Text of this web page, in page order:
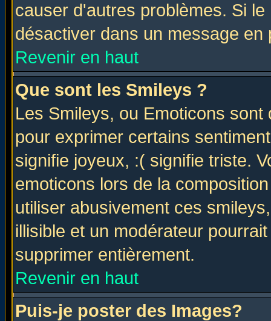
causer d'autres problèmes. Si
désactiver dans un message
Revenir en haut
Que sont les Smileys ?
Les Smileys, ou Emoticons
pour exprimer certains
signifie joyeux, :( signifie triste.
emoticons lors de la
utiliser abusivement ces
illisible et un modérateur
supprimer entièrement.
Revenir en haut
Puis-je poster des Images?